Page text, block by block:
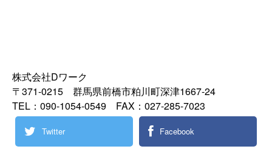
株式会社Dワーク
〒371-0215 群馬県前橋市粕川町深津1667-24
TEL：090-1054-0549 FAX：027-285-7023
Twitter Facebook